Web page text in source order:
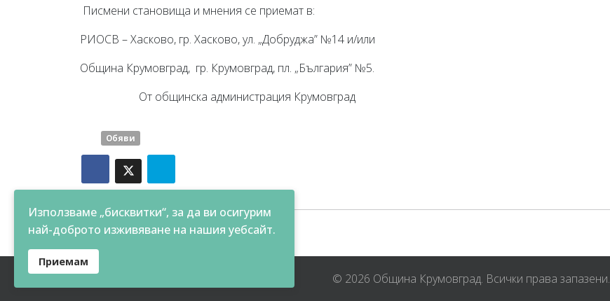
Писмени становища и мнения се приемат в:
РИОСВ – Хасково, гр. Хасково, ул. „Добруджа” №14 и/или
Община Крумовград, гр. Крумовград, пл. „България” №5.
От общинска администрация Крумовград
Обяви
© 2026 Община Крумовград. Всички права запазени.
Използваме „бисквитки“, за да ви осигурим
най-доброто изживяване на нашия уебсайт.
Приемам